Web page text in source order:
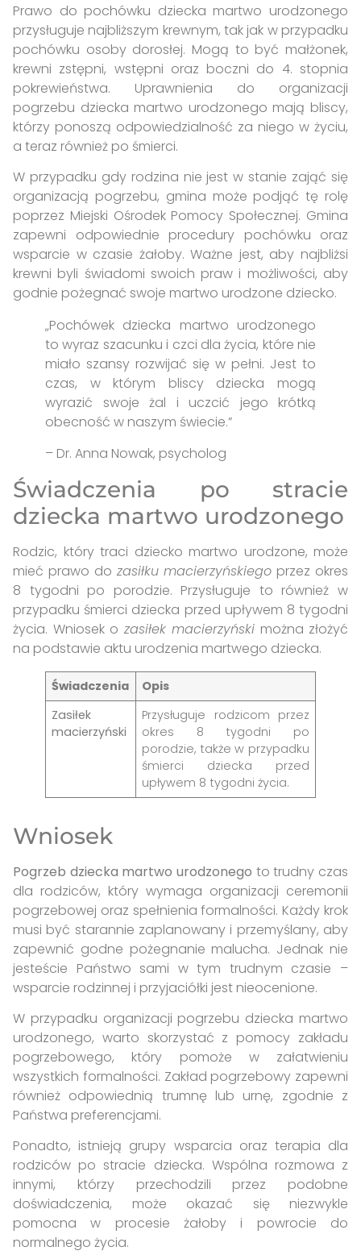
Prawo do pochówku dziecka martwo urodzonego
przysługuje najbliższym krewnym, tak jak w przypadku
pochówku osoby dorosłej. Mogą to być małżonek,
krewni zstępni, wstępni oraz boczni do 4. stopnia
pokrewieństwa. Uprawnienia do organizacji
pogrzebu dziecka martwo urodzonego mają bliscy,
którzy ponoszą odpowiedzialność za niego w życiu,
a teraz również po śmierci.
W przypadku gdy rodzina nie jest w stanie zająć się
organizacją pogrzebu, gmina może podjąć tę rolę
poprzez Miejski Ośrodek Pomocy Społecznej. Gmina
zapewni odpowiednie procedury pochówku oraz
wsparcie w czasie żałoby. Ważne jest, aby najbliżsi
krewni byli świadomi swoich praw i możliwości, aby
godnie pożegnać swoje martwo urodzone dziecko.
„Pochówek dziecka martwo urodzonego
to wyraz szacunku i czci dla życia, które nie
miało szansy rozwijać się w pełni. Jest to
czas, w którym bliscy dziecka mogą
wyrazić swoje żal i uczcić jego krótką
obecność w naszym świecie.”
– Dr. Anna Nowak, psycholog
Świadczenia po stracie
dziecka martwo urodzonego
Rodzic, który traci dziecko martwo urodzone, może
mieć prawo do zasiłku macierzyńskiego przez okres
8 tygodni po porodzie. Przysługuje to również w
przypadku śmierci dziecka przed upływem 8 tygodni
życia. Wniosek o zasiłek macierzyński można złożyć
na podstawie aktu urodzenia martwego dziecka.
Świadczenia
Opis
Zasiłek
macierzyński
Przysługuje rodzicom przez
okres 8 tygodni po
porodzie, także w przypadku
śmierci dziecka przed
upływem 8 tygodni życia.
Wniosek
Pogrzeb dziecka martwo urodzonego to trudny czas
dla rodziców, który wymaga organizacji ceremonii
pogrzebowej oraz spełnienia formalności. Każdy krok
musi być starannie zaplanowany i przemyślany, aby
zapewnić godne pożegnanie malucha. Jednak nie
jesteście Państwo sami w tym trudnym czasie –
wsparcie rodzinnej i przyjaciółki jest nieocenione.
W przypadku organizacji pogrzebu dziecka martwo
urodzonego, warto skorzystać z pomocy zakładu
pogrzebowego, który pomoże w załatwieniu
wszystkich formalności. Zakład pogrzebowy zapewni
również odpowiednią trumnę lub urnę, zgodnie z
Państwa preferencjami.
Ponadto, istnieją grupy wsparcia oraz terapia dla
rodziców po stracie dziecka. Wspólna rozmowa z
innymi, którzy przechodzili przez podobne
doświadczenia, może okazać się niezwykle
pomocna w procesie żałoby i powrocie do
normalnego życia.